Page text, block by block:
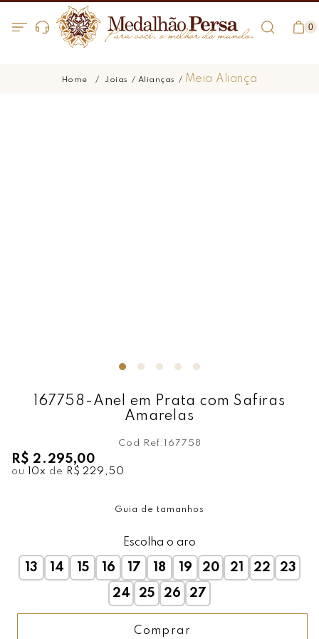
0
Joias Alianças Meia Aliança
167758-Anel em Prata com Safiras
Amarelas
Cod Ref: 167758
R$ 2.295,00
ou 10x de R$ 229,50
Guia de tamanhos
Escolha o aro
13 14 15 16 17 18 19 20 21 22
23
24
25 26 27
Comprar